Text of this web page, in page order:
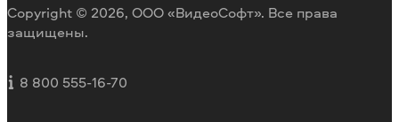
Copyright © 2026, ООО «ВидеоСофт». Все права
защищены.
8 800 555-16-70